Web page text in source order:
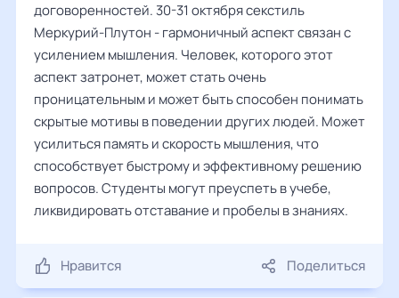
договоренностей. 30-31 октября секстиль
Меркурий-Плутон - гармоничный аспект связан с
усилением мышления. Человек, которого этот
аспект затронет, может стать очень
проницательным и может быть способен понимать
скрытые мотивы в поведении других людей. Может
усилиться память и скорость мышления, что
способствует быстрому и эффективному решению
вопросов. Студенты могут преуспеть в учебе,
ликвидировать отставание и пробелы в знаниях.
Нравится Поделиться